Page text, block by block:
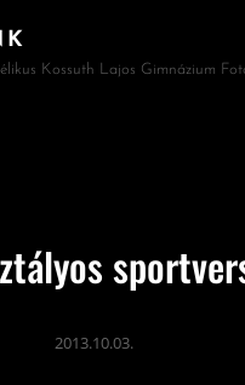
Kossuth Lajos Gimnázium
2013.10.03.